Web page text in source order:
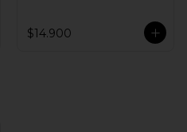
$14.900